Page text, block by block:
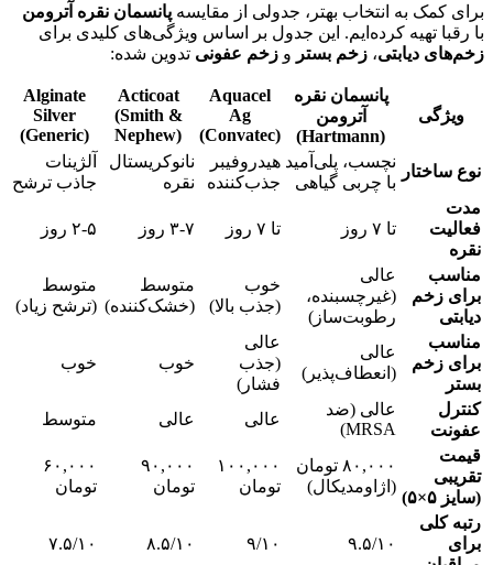
برای کمک به انتخاب بهتر، جدولی از مقایسه پانسمان نقره آترومن
با رقبا تهیه کرده‌ایم. این جدول بر اساس ویژگی‌های کلیدی برای
زخم‌های دیابتی، زخم بستر و زخم عفونی تدوین شده:
ویژگی
پانسمان نقره
آترومن
(Hartmann)
Aquacel
Ag
(Convatec)
Acticoat
(Smith &
Nephew)
Alginate
Silver
(Generic)
نوع ساختار
نچسب، پلی‌آمید
با چربی گیاهی
هیدروفیبر
جذب‌کننده
نانوکریستال
نقره
آلژینات
جاذب ترشح
مدت
فعالیت
نقره
تا ۷ روز تا ۷ روز ۳-۷ روز ۲-۵ روز
مناسب
برای زخم
دیابتی
عالی
(غیرچسبنده،
رطوبت‌ساز)
خوب
(جذب بالا)
متوسط
(خشک‌کننده)
متوسط
(ترشح زیاد)
مناسب
برای زخم
بستر
عالی
(انعطاف‌پذیر)
عالی
(جذب
فشار)
خوب خوب
کنترل
عفونت
عالی (ضد
MRSA)
عالی عالی
متوسط
قیمت
تقریبی
(سایز ۵×۵)
۸۰,۰۰۰ تومان
(اژاومدیکال)
۱۰۰,۰۰۰
تومان
۹۰,۰۰۰
تومان
۶۰,۰۰۰
تومان
رتبه کلی
برای
۹.۵/۱۰ ۹/۱۰ ۸.۵/۱۰ ۷.۵/۱۰